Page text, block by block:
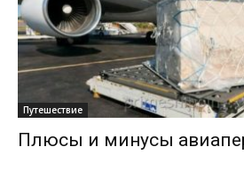
Путешествие
Плюсы и минусы